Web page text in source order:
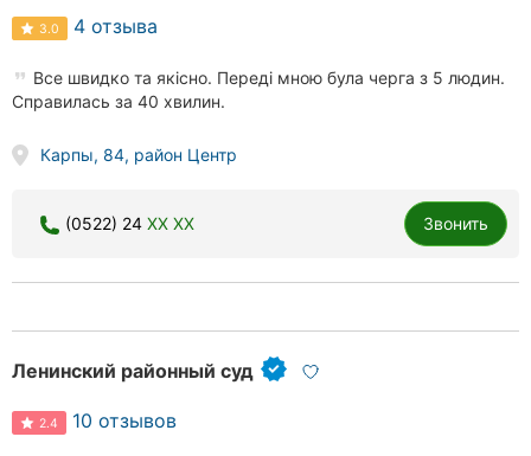
3.0 4 отзыва
Все швидко та якісно. Переді мною була черга з 5 людин.
Справилась за 40 хвилин.
Карпы, 84, район Центр
(0522) 24 XX XX Звонить
Ленинский районный суд
2.4 10 отзывов